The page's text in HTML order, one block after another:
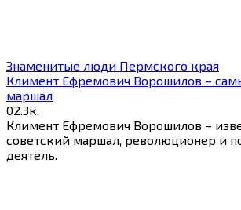
Знаменитые люди Пермского края
Климент Ефремович Ворошилов –
маршал
02.3к.
Климент Ефремович Ворошилов –
советский маршал, революционер и
деятель.